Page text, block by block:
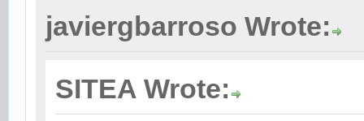
javiergbarroso Wrote:
SITEA Wrote: